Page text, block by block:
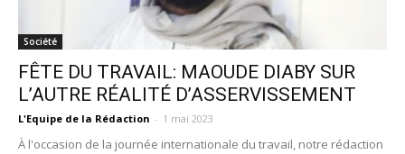
Société
FÊTE DU TRAVAIL: MAOUDE DIABY SUR
L’AUTRE RÉALITÉ D’ASSERVISSEMENT
L'Equipe de la Rédaction - 1 mai 2023
À l'occasion de la journée internationale du travail, notre rédaction